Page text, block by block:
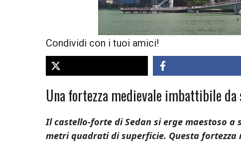
Condividi con i tuoi amici!
Una fortezza medievale imbattibile da
Il castello-forte di Sedan si erge maestoso
metri quadrati di superficie. Questa fortezza